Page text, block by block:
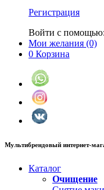
Регистрация
Войти с помощью:
Мои желания (0)
0 Корзина
Мультибрендовый интернет-
Каталог
Очищение